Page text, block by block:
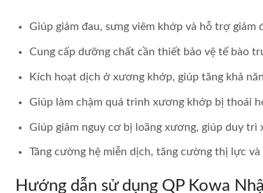
Giúp giảm đau, sưng viêm khớp và hỗ trợ giảm
Cung cấp dưỡng chất cần thiết bảo vệ tế bào
Kích hoạt dịch ở xương khớp, giúp tăng khả
Giúp làm chậm quá trình xương khớp bị thoái
Giúp giảm nguy cơ bị loãng xương, giúp duy
Tăng cường hệ miễn dịch, tăng cường thị lực và
Hướng dẫn sử dụng QP Kowa